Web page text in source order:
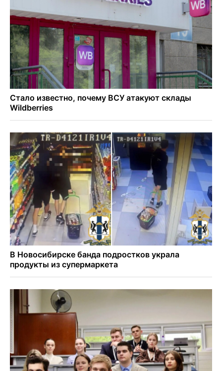
получили ключи от квартир
Доля рыночной ипотеки в России превысила 50% по
итогам июля 2026 года